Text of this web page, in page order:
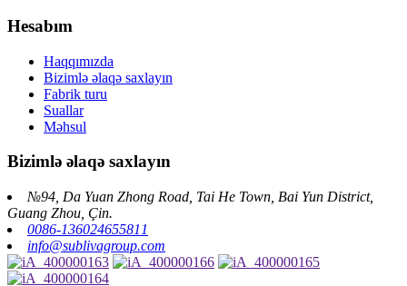
Hesabım
Haqqımızda
Bizimlə əlaqə saxlayın
Fabrik turu
Suallar
Məhsul
Bizimlə əlaqə saxlayın
№94, Da Yuan Zhong Road, Tai He Town, Bai Yun District,
Guang Zhou, Çin.
0086-136024655811
info@sublivagroup.com